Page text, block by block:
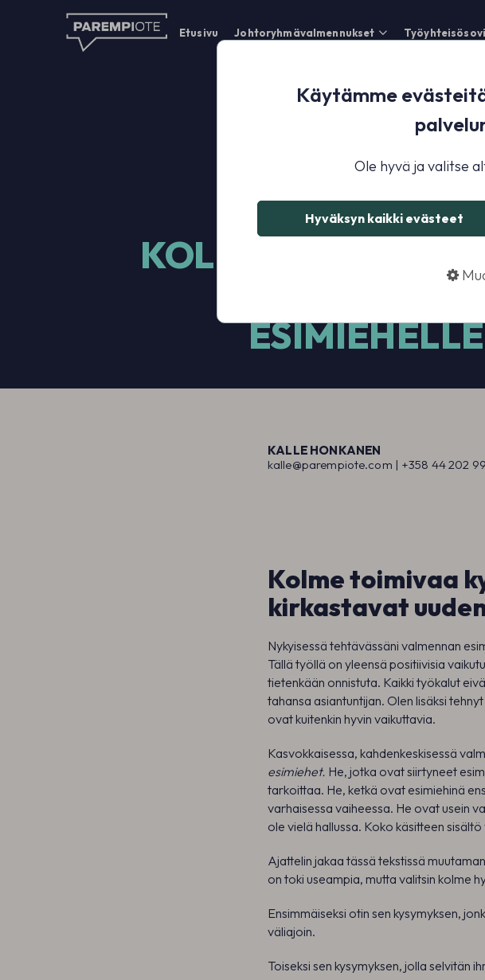
Etusivu Johtoryhmävalmennukset
KOLME KYSYMYSTÄ
KALLE HONKANEN
kalle@parempiote.com | +358 44 202
Kolme toimivaa
kirkastavat
Nykyisessä tehtävässäni valmennan
Tällä työllä on yleensä positiivisia
tietenkään onnistuta. Kaikki työkalut
tahansa asiantuntijan. Olen lisäksi
ovat kuitenkin hyvin vaikuttavia.
Kasvokkaisessa, kahdenkeskisessä
esimiehet. He, jotka ovat siirtyneet
tarkoittaa. He, ketkä ovat esimiehinä
varhaisessa vaiheessa. He ovat usein
ole vielä hallussa. Koko käsitteen
Ajattelin jakaa tässä tekstissä
on toki useampia, mutta valitsin kolme
Ensimmäiseksi otin sen kysymyksen,
väliajoin.
Toiseksi sen kysymyksen, jolla selvitän
Käytämme
Ole hyvä ja valitse
Hyväksyn kaikki evästeet